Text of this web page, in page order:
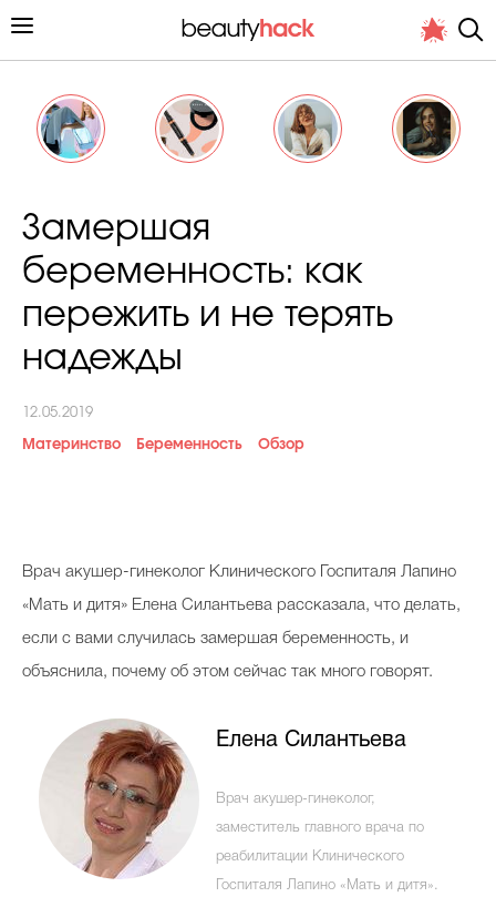
Папа может
Худеем правильно
Бьютихакер / Мама-хакер
Выбор визажистов
Выбор косметолога
Замершая
беременность: как
пережить и не терять
надежды
12.05.2019
Материнство Беременность Обзор
Врач акушер-гинеколог Клинического Госпиталя Лапино
«Мать и дитя» Елена Силантьева рассказала, что делать,
если с вами случилась замершая беременность, и
объяснила, почему об этом сейчас так много говорят.
Елена Силантьева
Врач акушер-гинеколог,
заместитель главного врача по
реабилитации Клинического
Госпиталя Лапино «Мать и дитя».